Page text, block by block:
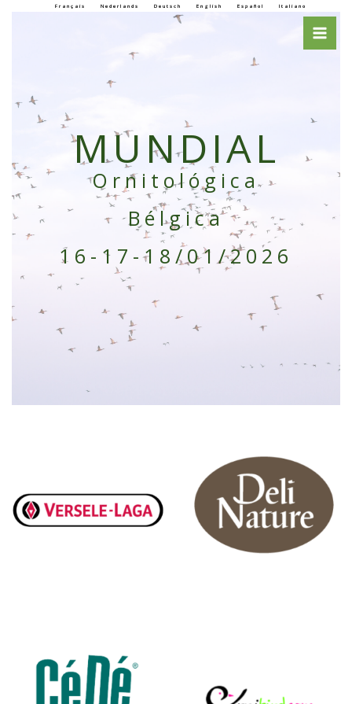
Français Nederlands Deutsch English Español Italiano
MUNDIAL
Ornitológica
Bélgica
16-17-18/01/2026